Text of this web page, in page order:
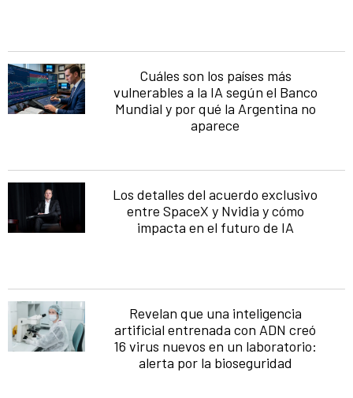
Cuáles son los países más
vulnerables a la IA según el Banco
Mundial y por qué la Argentina no
aparece
Los detalles del acuerdo exclusivo
entre SpaceX y Nvidia y cómo
impacta en el futuro de IA
Revelan que una inteligencia
artificial entrenada con ADN creó
16 virus nuevos en un laboratorio:
alerta por la bioseguridad